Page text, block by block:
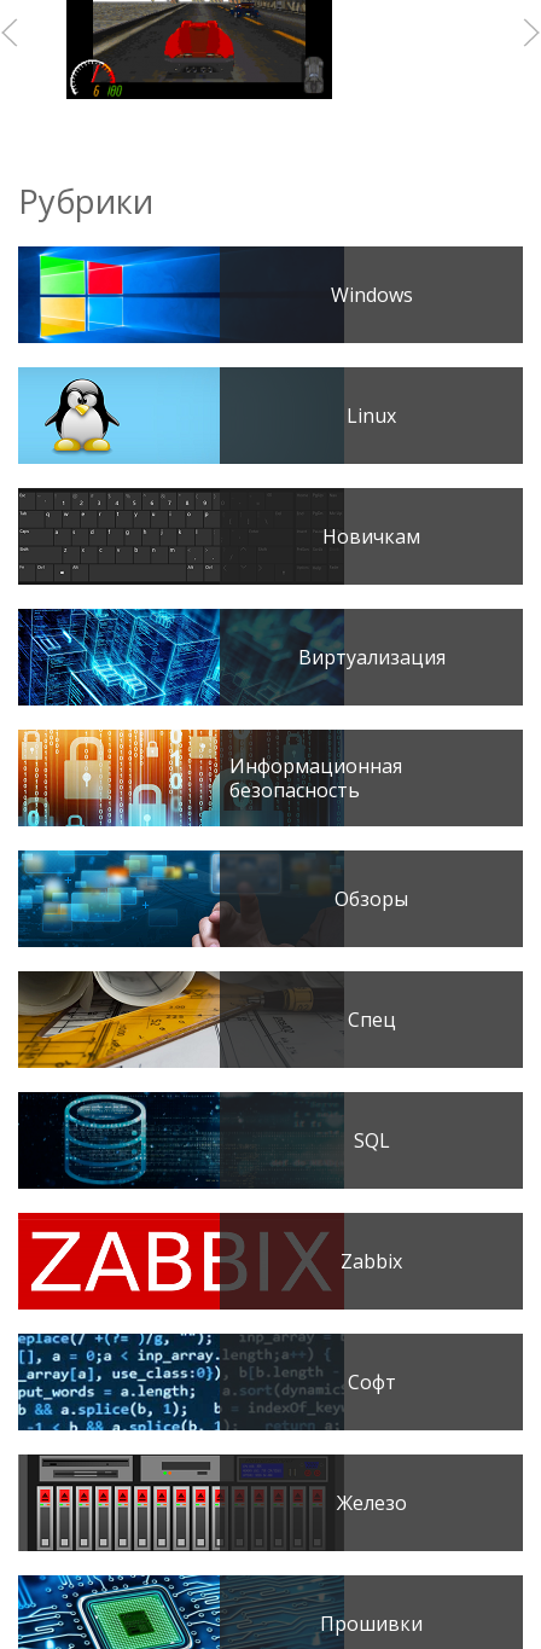
Рубрики
Windows
Linux
Новичкам
Виртуализация
Информационная
безопасность
Обзоры
Спец
SQL
Zabbix
Софт
Железо
Прошивки